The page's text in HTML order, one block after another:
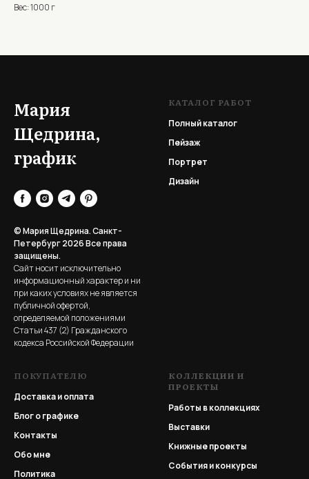
Вес: 1000 г
Мария
Щедрина,
график
© Мария Щедрина. Санкт-
Петербург 2026Все права
защищены.
Сайт носит исключительно
информационный характер и ни
при каких условиях не является
публичной офертой,
определяемой положениями
Статьи 437 (2) Гражданского
кодекса Российской Федерации
КАТАЛОГ РАБОТ
Полный каталог
Пейзаж
Портрет
Дизайн
ПОКУПАТЕЛЮ
Доставка и оплата
Блог о графике
Контакты
Обо мне
Политика
КОЛЛЕКЦИИ И
ПРОЕКТЫ
Работы в коллекциях
Выставки
Книжные проекты
События и конкурсы